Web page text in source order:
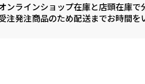
ンラインショップ在庫と店頭在庫
注発注商品のため配送までお時間を